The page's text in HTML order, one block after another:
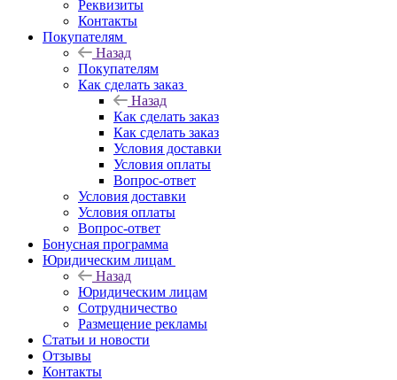
Реквизиты
Контакты
Покупателям
Назад
Покупателям
Как сделать заказ
Назад
Как сделать заказ
Как сделать заказ
Условия доставки
Условия оплаты
Вопрос-ответ
Условия доставки
Условия оплаты
Вопрос-ответ
Бонусная программа
Юридическим лицам
Назад
Юридическим лицам
Сотрудничество
Размещение рекламы
Статьи и новости
Отзывы
Контакты